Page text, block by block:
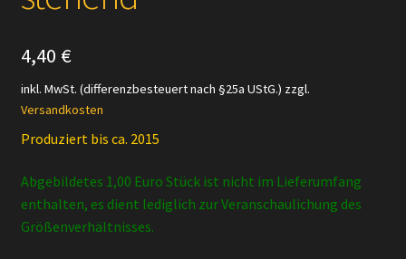
4,40 €
inkl. MwSt. (differenzbesteuert nach §25a UStG.) zzgl.
Versandkosten
Produziert bis ca. 2015
Abgebildetes 1,00 Euro Stück ist nicht im Lieferumfang
enthalten, es dient lediglich zur Veranschaulichung des
Größenverhältnisses.